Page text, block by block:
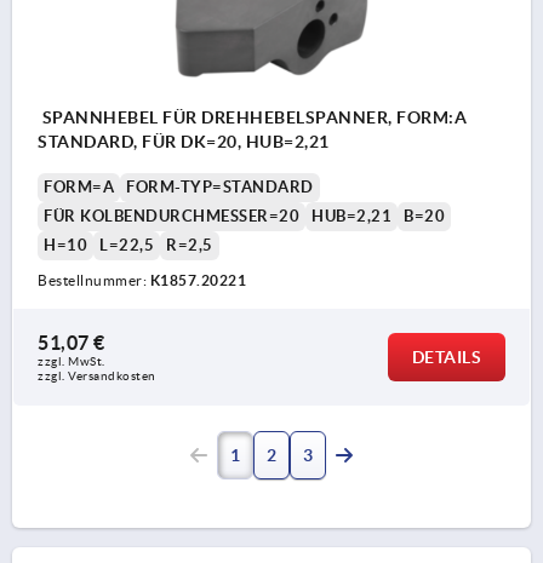
SPANNHEBEL FÜR DREHHEBELSPANNER, FORM:A
STANDARD, FÜR DK=20, HUB=2,21
FORM=A
FORM-TYP=STANDARD
FÜR KOLBENDURCHMESSER=20
HUB=2,21
B=20
H=10
L=22,5 R=2,5
Bestellnummer: K1857.20221
51,07 €
zzgl. MwSt.
zzgl. Versandkosten
DETAILS
1 2 3